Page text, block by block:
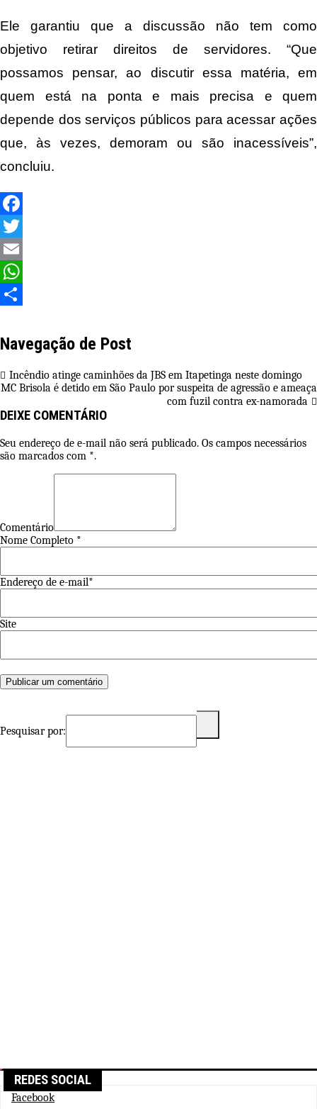
Ele garantiu que a discussão não tem como
objetivo retirar direitos de servidores. “Que
possamos pensar, ao discutir essa matéria, em
quem está na ponta e mais precisa e quem
depende dos serviços públicos para acessar ações
que, às vezes, demoram ou são inacessíveis”,
concluiu.
Facebook
Twitter
Email
WhatsApp
Navegação de Post
Incêndio atinge caminhões da JBS em Itapetinga neste domingo
MC Brisola é detido em São Paulo por suspeita de agressão e ameaça
com fuzil contra ex-namorada
DEIXE COMENTÁRIO
Seu endereço de e-mail não será publicado. Os campos necessários
são marcados com *.
Comentário
Nome Completo *
Endereço de e-mail*
Site
Pesquisar por:
REDES SOCIAL
Facebook